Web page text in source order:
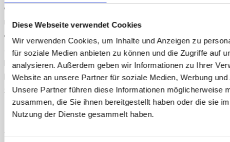
Diese Webseite verwendet Cookies
Wir verwenden Cookies, um Inhalte und Anzeigen zu
für soziale Medien anbieten zu können und die Zugriffe auf
analysieren. Außerdem geben wir Informationen zu Ihrer
Website an unsere Partner für soziale Medien, Werbung
Unsere Partner führen diese Informationen möglicherweise
zusammen, die Sie ihnen bereitgestellt haben oder die sie
Nutzung der Dienste gesammelt haben.
entstandenen Wohnung mehr als 200 m² beträgt, ist
nicht ausschlaggebend. Für den Bundesfinanzhof
ergibt sich das aus dem Wortlaut des Gesetzes, das
allein die Größe des erworbenen Familienheims
beschränkt. Entscheidend ist aber, dass die
hinzuerworbene Wohnung unverzüglich zur
Selbstnutzung bestimmt ist. Der wegen der
Beseitigung eines gravierenden Mangels eintretende
Zeitverzug steht dem nicht entgegen, wenn der Erbe